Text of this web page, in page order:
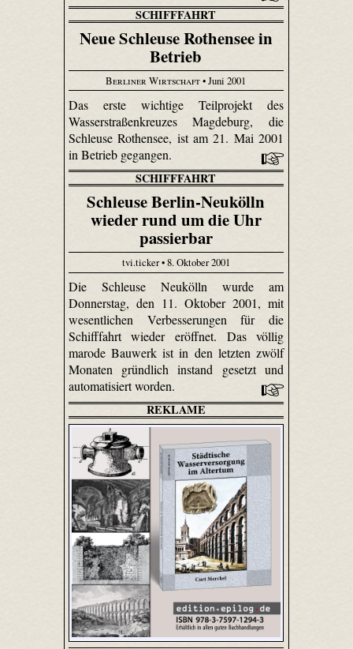
SCHIFFFAHRT
Neue Schleuse Rothensee in
Betrieb
Berliner Wirtschaft• Juni 2001
Das erste wichtige Teilprojekt des
Wasserstraßenkreuzes Magdeburg, die
Schleuse Rothensee, ist am 21. Mai 2001
in Betrieb gegangen.
SCHIFFFAHRT
Schleuse Berlin-Neukölln
wieder rund um die Uhr
passierbar
tvi.ticker • 8. Oktober 2001
Die Schleuse Neukölln wurde am
Donnerstag, den 11. Oktober 2001, mit
wesentlichen Verbesserungen für die
Schifffahrt wieder eröffnet. Das völlig
marode Bauwerk ist in den letzten zwölf
Monaten gründlich instand gesetzt und
automatisiert worden.
REKLAME